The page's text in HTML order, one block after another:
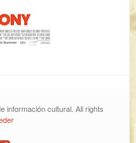
información cultural. All rights